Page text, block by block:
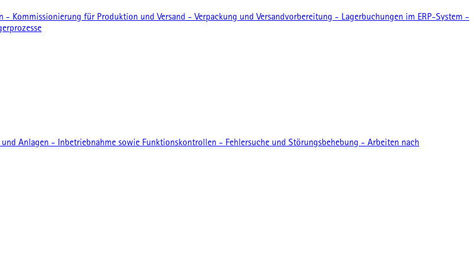
für Produktion und Versand - Verpackung und Versandvorbereitung - Lagerbuchungen im ERP-System -
Anlagen - Inbetriebnahme sowie Funktionskontrollen - Fehlersuche und Störungsbehebung - Arbeiten nach